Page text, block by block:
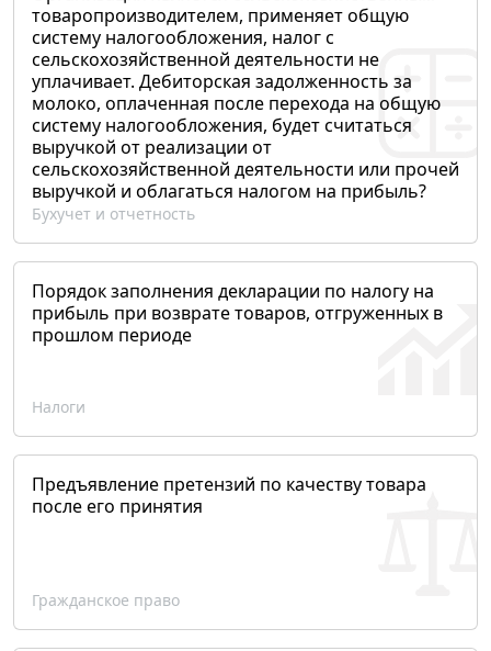
товаропроизводителем, применяет общую
систему налогообложения, налог с
сельскохозяйственной деятельности не
уплачивает. Дебиторская задолженность за
молоко, оплаченная после перехода на общую
систему налогообложения, будет считаться
выручкой от реализации от
сельскохозяйственной деятельности или прочей
выручкой и облагаться налогом на прибыль?
Бухучет и отчетность
Порядок заполнения декларации по налогу на
прибыль при возврате товаров, отгруженных в
прошлом периоде
Налоги
Предъявление претензий по качеству товара
после его принятия
Гражданское право